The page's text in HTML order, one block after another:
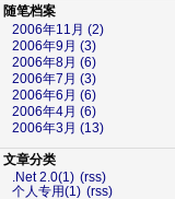
随笔档案
2006年11月 (2)
2006年9月 (3)
2006年8月 (6)
2006年7月 (3)
2006年6月 (6)
2006年4月 (6)
2006年3月 (13)
文章分类
.Net 2.0(1) (rss)
个人专用(1) (rss)